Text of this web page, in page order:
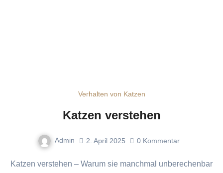
Verhalten von Katzen
Katzen verstehen
Admin 2. April 2025 0 Kommentar
Katzen verstehen – Warum sie manchmal unberechenbar